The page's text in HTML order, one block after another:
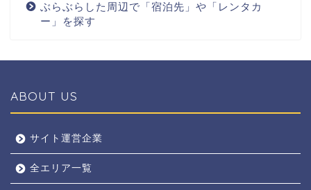
ぶらぶらした周辺で「宿泊先」や「レンタカ
ー」を探す
ABOUT US
サイト運営企業
全エリア一覧